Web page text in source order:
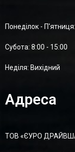
Понеділок -
Суботa: 8:00 - 15:00
Неділя: Вихідний
Адреса
ТОВ «ЄУРО